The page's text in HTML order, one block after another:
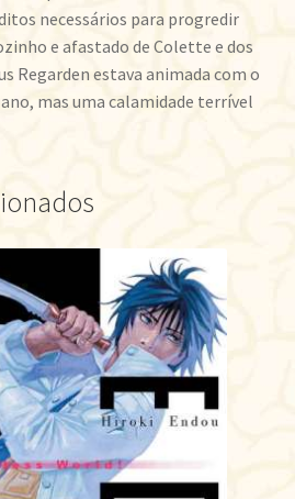
necessários para progredir
e afastado de Colette e dos
Regarden estava animada com o
mas uma calamidade terrível